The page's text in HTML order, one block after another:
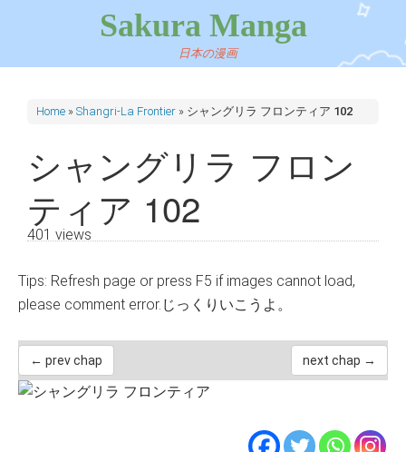
Sakura Manga
日本の漫画
Home » Shangri-La Frontier » シャングリラ フロンティア 102
シャングリラ フロン
ティア 102
401 views
Tips: Refresh page or press F5 if images cannot load,
please comment error.じっくりいこうよ。
← prev chap next chap →